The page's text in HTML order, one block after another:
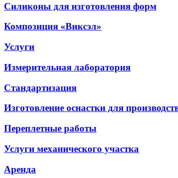
Силиконы для изготовления форм
Композиция «Виксэл»
Услуги
Измерительная лаборатория
Стандартизация
Изготовление оснастки для
Переплетные работы
Услуги механического участка
Аренда